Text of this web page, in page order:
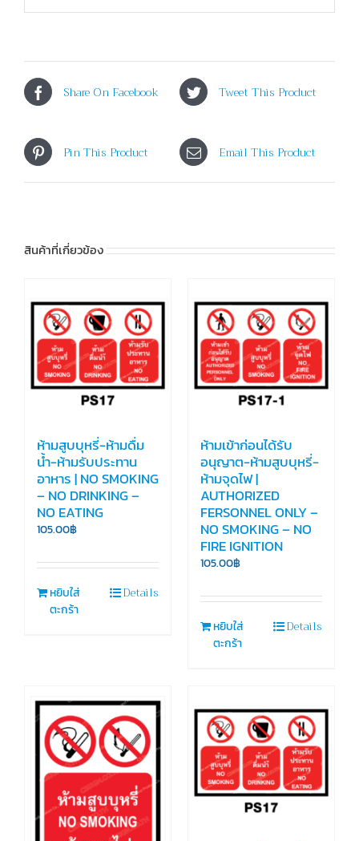
Share On Facebook Tweet This Product
Pin This Product Email This Product
สินค้าที่เกี่ยวข้อง
ห้ามสูบบุหรี่-ห้ามดื่ม
น้ำ-ห้ามรับประทาน
อาหาร | NO SMOKING
– NO DRINKING –
NO EATING
105.00฿
หยิบใส่
ตะกร้า
Details
ห้ามเข้าก่อนได้รับ
อนุญาต-ห้ามสูบบุหรี่-
ห้ามจุดไฟ |
AUTHORIZED
FERSONNEL ONLY –
NO SMOKING – NO
FIRE IGNITION
105.00฿
หยิบใส่
ตะกร้า
Details